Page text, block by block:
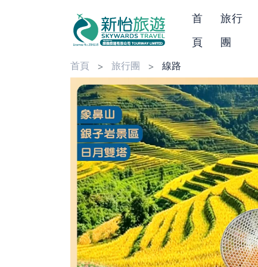
首
頁
旅行
團
首頁 旅行團 線路